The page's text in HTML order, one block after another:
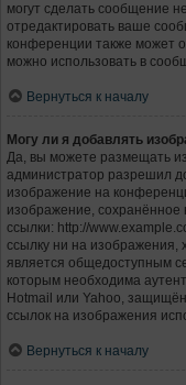
могут сделать сообщение
отредактировать ваше
конференции также может
можно использовать в
Вернуться к началу
Могу ли я добавлять
Да, вы можете размещать
администратор разрешил
изображение на
изображение,
ссылки: http://
ссылку ни на
является общедоступным
которым необходима
Hotmail или Yahoo,
ссылок на изображения
Вернуться к началу